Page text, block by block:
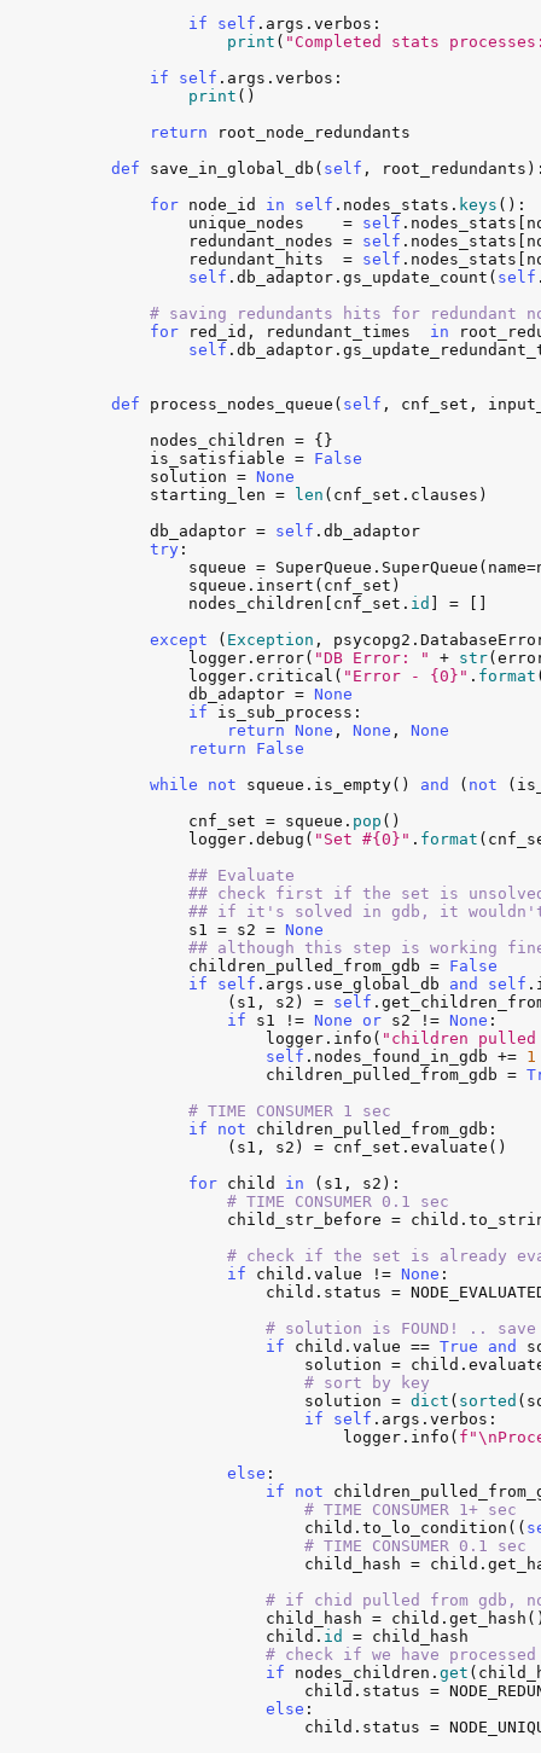
if
self . args . verbos :
print ( "Completed stats
if
self . args . verbos :
print ()
return
root_node_redundants
def
save_in_global_db ( self , root_redundants
for node_id in self . nodes_stats . keys ():
unique_nodes = self . nodes_stats
redundant_nodes = self . nodes_stats
redundant_hits = self . nodes_stats
self . db_adaptor . gs_update_count ( self
# saving redundants hits for redundant
for
red_id , redundant_times in
self . db_adaptor .
def process_nodes_queue ( self , cnf_set ,
nodes_children = {}
is_satisfiable = False
solution = None
starting_len = len ( cnf_set . clauses )
db_adaptor = self . db_adaptor
try :
squeue = SuperQueue . SuperQueue ( name=
squeue . insert ( cnf_set )
nodes_children
cnf_set . id
] = []
except ( Exception , psycopg2 .
logger . error( "DB Error: " + str(
logger . critical ( "Error - {0}" . format
db_adaptor = None
if
is_sub_process :
return None , None , None
return
False
while
not squeue . is_empty() and ( not (
cnf_set = squeue . pop ()
logger . debug ( "Set #{0}" . format (
## Evaluate
## check first if the set is unsolved in
## if it's solved in gdb, it wouldn't be
s1 = s2 = None
## although this step is working
children_pulled_from_gdb = False
if
self . args . use_global_db and self .
( s1 , s2 ) = self .
if
s1 != None or s2 != None :
logger . info ( "children pulled
self . nodes_found_in_gdb += 1
children_pulled_from_gdb =
# TIME CONSUMER 1 sec
if
not children_pulled_from_gdb :
( s1 , s2 ) = cnf_set . evaluate ()
for child in ( s1 , s2 ):
# TIME CONSUMER 0.1 sec
child_str_before = child .
# check if the set is already
if
child . value != None :
child . status =
# solution is FOUND! ..
if
child . value == True and
solution = child .
# sort by key
solution = dict ( sorted (
if
self . args . verbos :
logger . info (
else :
if
not
# TIME CONSUMER 1+ sec
child . to_lo_condition ((
# TIME CONSUMER 0.1 sec
child_hash = child .
# if chid pulled from gdb,
child_hash = child . get_hash
child . id = child_hash
# check if we have
if
nodes_children . get (
child . status =
else :
child . status =